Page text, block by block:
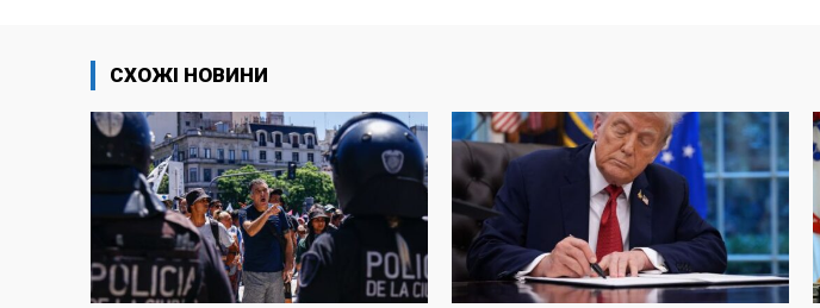
СХОЖІ НОВИНИ